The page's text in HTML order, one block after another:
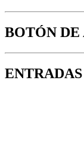
BOTÓN DE